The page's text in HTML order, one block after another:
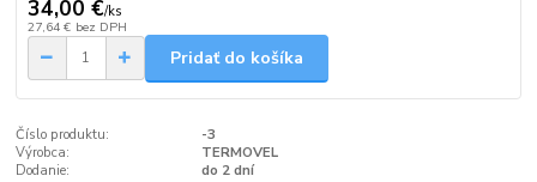
34,00 €/ks
27,64 € bez DPH
Pridať do košíka
Číslo produktu:
-3
Výrobca:
TERMOVEL
Dodanie:
do 2 dní